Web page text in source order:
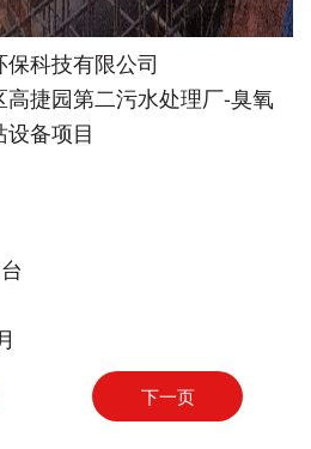
科技有限公司
高捷园第二污水处理厂-臭氧
备项目
下一页